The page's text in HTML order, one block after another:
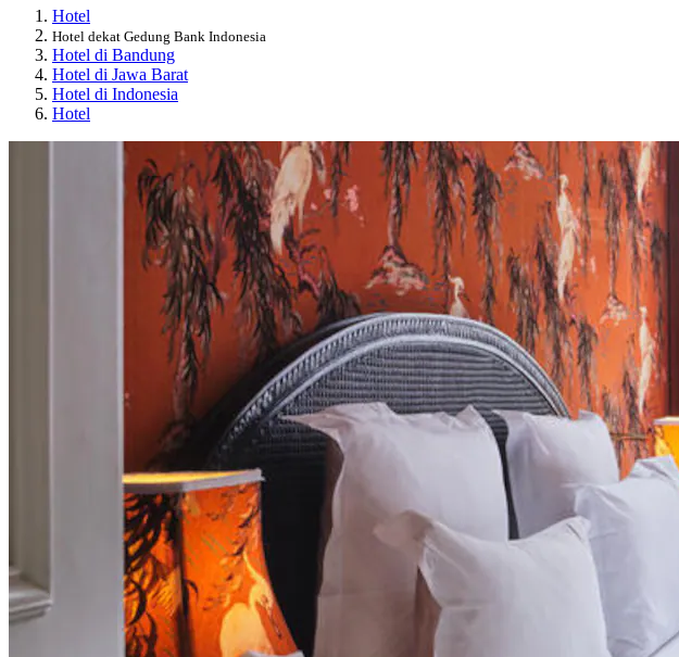
Hotel
Hotel dekat Gedung Bank Indonesia
Hotel di Bandung
Hotel di Jawa Barat
Hotel di Indonesia
Hotel